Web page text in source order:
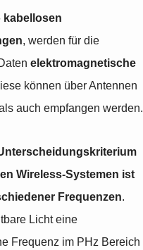
kabellosen
, werden für die
elektromagnetische
können über Antennen
auch empfangen werden.
Wireless-Systemen ist
Frequenzen.
Licht eine
Frequenz im PHz Bereich